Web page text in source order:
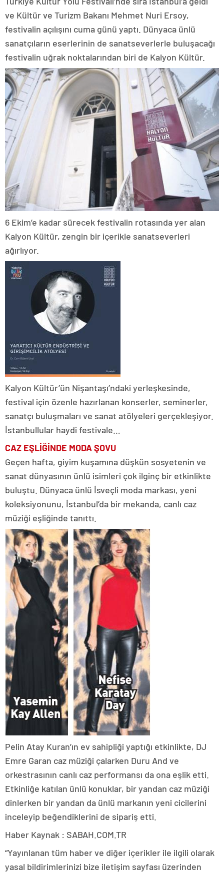
ve Kültür ve Turizm Bakanı Mehmet Nuri Ersoy,
festivalin açılışını cuma günü yaptı. Dünyaca ünlü
sanatçıların eserlerinin de sanatseverlerle buluşacağı
festivalin uğrak noktalarından biri de Kalyon Kültür.
6 Ekim’e kadar sürecek festivalin rotasında yer alan
Kalyon Kültür, zengin bir içerikle sanatseverleri
ağırlıyor.
Kalyon Kültür’ün Nişantaşı’ndaki yerleşkesinde,
festival için özenle hazırlanan konserler, seminerler,
sanatçı buluşmaları ve sanat atölyeleri gerçekleşiyor.
İstanbullular haydi festivale…
CAZ EŞLİĞİNDE MODA ŞOVU
Geçen hafta, giyim kuşamına düşkün sosyetenin ve
sanat dünyasının ünlü isimleri çok ilginç bir etkinlikte
buluştu. Dünyaca ünlü İsveçli moda markası, yeni
koleksiyonunu, İstanbul’da bir mekanda, canlı caz
müziği eşliğinde tanıttı.
Pelin Atay Kuran’ın ev sahipliği yaptığı etkinlikte, DJ
Emre Garan caz müziği çalarken Duru And ve
orkestrasının canlı caz performansı da ona eşlik etti.
Etkinliğe katılan ünlü konuklar, bir yandan caz müziği
dinlerken bir yandan da ünlü markanın yeni cicilerini
inceleyip beğendiklerini de sipariş etti.
Haber Kaynak : SABAH.COM.TR
“Yayınlanan tüm haber ve diğer içerikler ile ilgili olarak
yasal bildirimlerinizi bize iletişim sayfası üzerinden